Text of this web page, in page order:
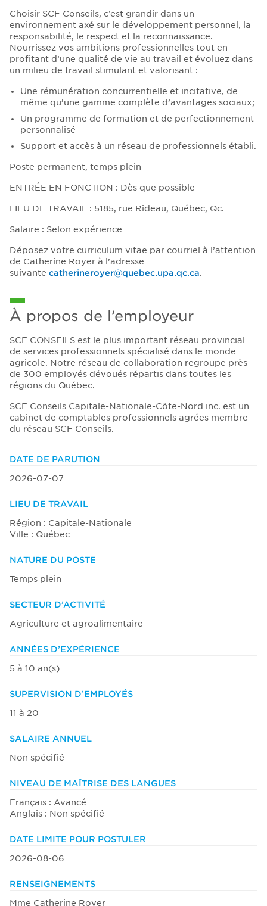
Choisir SCF Conseils, c’est grandir dans un
environnement axé sur le développement personnel, la
responsabilité, le respect et la reconnaissance.
Nourrissez vos ambitions professionnelles tout en
profitant d’une qualité de vie au travail et évoluez dans
un milieu de travail stimulant et valorisant :
Une rémunération concurrentielle et incitative, de
même qu’une gamme complète d’avantages sociaux;
Un programme de formation et de perfectionnement
personnalisé
Support et accès à un réseau de professionnels établi.
Poste permanent, temps plein
ENTRÉE EN FONCTION : Dès que possible
LIEU DE TRAVAIL : 5185, rue Rideau, Québec, Qc.
Salaire : Selon expérience
Déposez votre curriculum vitae par courriel à l’attention
de Catherine Royer à l’adresse
suivante catherineroyer@quebec.upa.qc.ca.
À propos de l’employeur
SCF CONSEILS est le plus important réseau provincial
de services professionnels spécialisé dans le monde
agricole. Notre réseau de collaboration regroupe près
de 300 employés dévoués répartis dans toutes les
régions du Québec.
SCF Conseils Capitale-Nationale-Côte-Nord inc. est un
cabinet de comptables professionnels agrées membre
du réseau SCF Conseils.
DATE DE PARUTION
2026-07-07
LIEU DE TRAVAIL
Région : Capitale-Nationale
Ville : Québec
NATURE DU POSTE
Temps plein
SECTEUR D’ACTIVITÉ
Agriculture et agroalimentaire
ANNÉES D’EXPÉRIENCE
5 à 10 an(s)
SUPERVISION D’EMPLOYÉS
11 à 20
SALAIRE ANNUEL
Non spécifié
NIVEAU DE MAÎTRISE DES LANGUES
Français : Avancé
Anglais : Non spécifié
DATE LIMITE POUR POSTULER
2026-08-06
RENSEIGNEMENTS
Mme Catherine Royer